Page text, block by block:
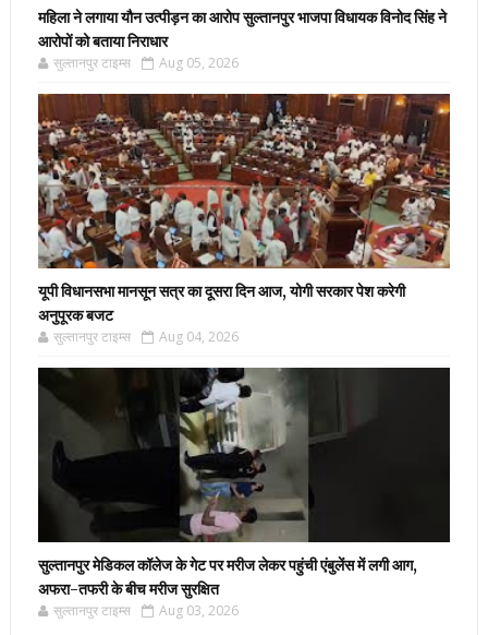
महिला ने लगाया यौन उत्पीड़न का आरोप सुल्तानपुर भाजपा विधायक विनोद सिंह ने
आरोपों को बताया निराधार
सुल्तानपुर टाइम्स Aug 05, 2026
यूपी विधानसभा मानसून सत्र का दूसरा दिन आज, योगी सरकार पेश करेगी
अनुपूरक बजट
सुल्तानपुर टाइम्स Aug 04, 2026
सुल्तानपुर मेडिकल कॉलेज के गेट पर मरीज लेकर पहुंची एंबुलेंस में लगी आग,
अफरा-तफरी के बीच मरीज सुरक्षित
सुल्तानपुर टाइम्स Aug 03, 2026